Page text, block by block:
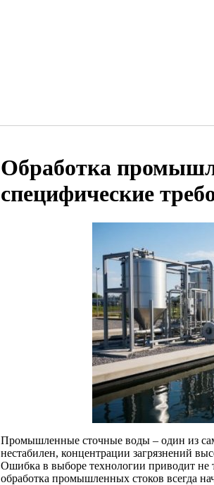
Обработка
специфические
Промышленные сточные воды – один из
нестабилен, концентрации загрязнений
Ошибка в выборе технологии приводит не
обработка промышленных стоков всегда